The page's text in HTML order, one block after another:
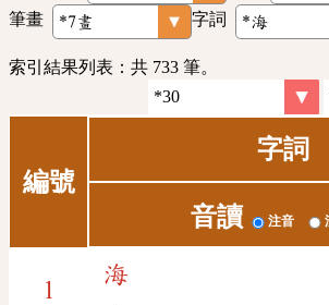
筆畫
字詞
索引結果列表：共 733 筆。
編號
字詞
音讀 注音
1
海